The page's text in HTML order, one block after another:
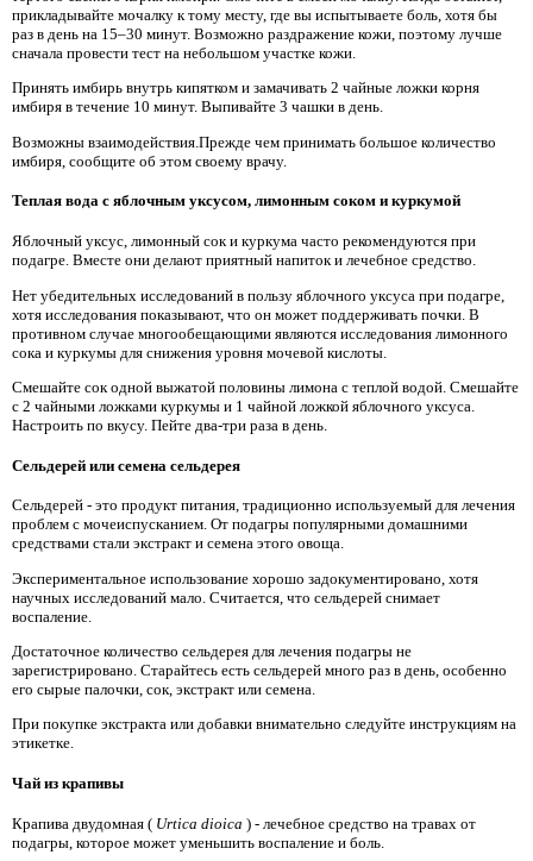
прикладывайте мочалку к тому месту, где вы испытываете боль, хотя бы
раз в день на 15–30 минут. Возможно раздражение кожи, поэтому лучше
сначала провести тест на небольшом участке кожи.
Принять имбирь внутрь кипятком и замачивать 2 чайные ложки корня
имбиря в течение 10 минут. Выпивайте 3 чашки в день.
Возможны взаимодействия.Прежде чем принимать большое количество
имбиря, сообщите об этом своему врачу.
Теплая вода с яблочным уксусом, лимонным соком и куркумой
Яблочный уксус, лимонный сок и куркума часто рекомендуются при
подагре. Вместе они делают приятный напиток и лечебное средство.
Нет убедительных исследований в пользу яблочного уксуса при подагре,
хотя исследования показывают, что он может поддерживать почки. В
противном случае многообещающими являются исследования лимонного
сока и куркумы для снижения уровня мочевой кислоты.
Смешайте сок одной выжатой половины лимона с теплой водой. Смешайте
с 2 чайными ложками куркумы и 1 чайной ложкой яблочного уксуса.
Настроить по вкусу. Пейте два-три раза в день.
Сельдерей или семена сельдерея
Сельдерей - это продукт питания, традиционно используемый для лечения
проблем с мочеиспусканием. От подагры популярными домашними
средствами стали экстракт и семена этого овоща.
Экспериментальное использование хорошо задокументировано, хотя
научных исследований мало. Считается, что сельдерей снимает
воспаление.
Достаточное количество сельдерея для лечения подагры не
зарегистрировано. Старайтесь есть сельдерей много раз в день, особенно
его сырые палочки, сок, экстракт или семена.
При покупке экстракта или добавки внимательно следуйте инструкциям на
этикетке.
Чай из крапивы
Крапива двудомная ( Urtica dioica ) - лечебное средство на травах от
подагры, которое может уменьшить воспаление и боль.